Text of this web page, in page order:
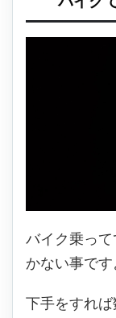
バイク乗っ
かない事です
下手をすれば